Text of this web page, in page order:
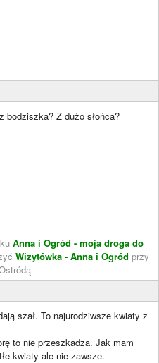
bodziszka? Z dużo słońca?
Anna i Ogród - moja droga do
Wizytówka - Anna i Ogród przy
szał. To najurodziwsze kwiaty z
to nie przeszkadza. Jak mam
kwiaty ale nie zawsze.